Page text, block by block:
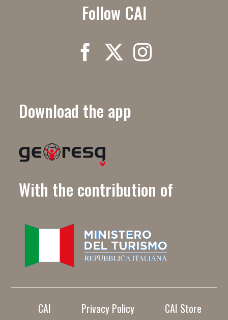
Follow CAI
Download the app
With the contribution of
CAI Privacy Policy
CAI Store